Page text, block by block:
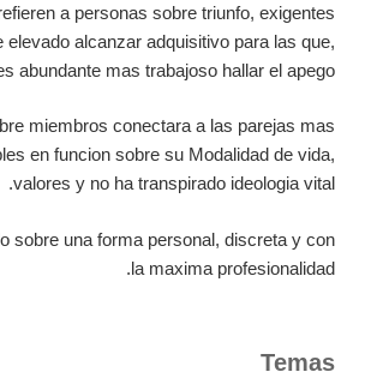
a personas sobre triunfo, exigentes
elevado alcanzar adquisitivo para las que,
abundante mas trabajoso hallar el apego.
miembros conectara a las parejas mas
en funcion sobre su Modalidad de vida,
valores y no ha transpirado ideologia vital.
sobre una forma personal, discreta y con
la maxima profesionalidad.
Temas